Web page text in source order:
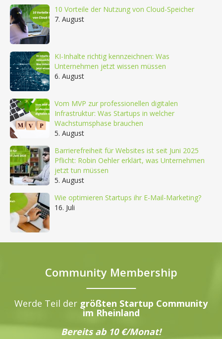
10 Vorteile der Nutzung von Cloud-Speicher
7. August
KI-Inhalte richtig kennzeichnen: Was
Unternehmen jetzt wissen müssen
6. August
Vom MVP zur professionellen digitalen
Infrastruktur: Was Startups in welcher
Wachstumsphase brauchen
5. August
Barrierefreiheit für Websites ist seit Juni 2025
Pflicht: Robin Oehler erklärt, was Unternehmen
jetzt tun müssen
5. August
Wie optimieren Startups ihr E-Mail-Marketing?
16. Juli
Community Membership
Werde Teil der größten Startup Community
im Rheinland
Bereits ab 10 €/Monat!